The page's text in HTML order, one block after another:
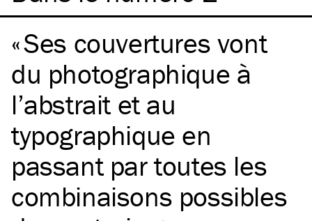
Ses couvertures vont
du photographique à
l’abstrait et au
typographique en
passant par toutes les
combinaisons possibles